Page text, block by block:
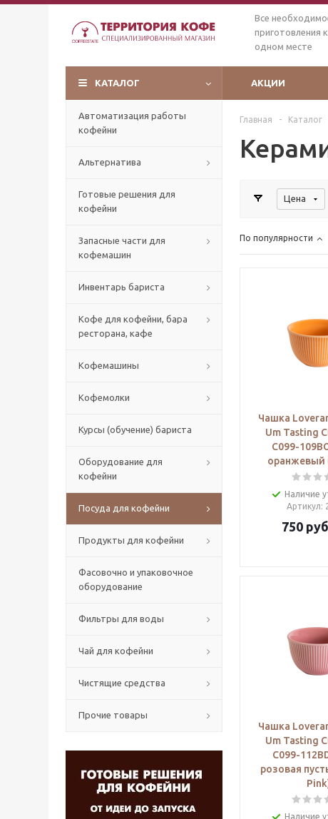
Все
приготовления
одном месте
КАТАЛОГ АКЦИИ
Автоматизация работы
кофейни
Альтернатива
Готовые решения для
кофейни
Запасные части для
кофемашин
Инвентарь бариста
Кофе для кофейни, бара
ресторана, кафе
Кофемашины
Кофемолки
Курсы (обучение) бариста
Оборудование для
кофейни
Посуда для кофейни
Продукты для кофейни
Фасовочно и упаковочное
оборудование
Фильтры для воды
Чай для кофейни
Чистящие средства
Прочие товары
Главная - Каталог
Цена
По популярности
Чашка
Um Tasting
C099-
оранжевый
Наличие
Артикул:
750
Чашка
Um Tasting
C099-
розовая
Наличие